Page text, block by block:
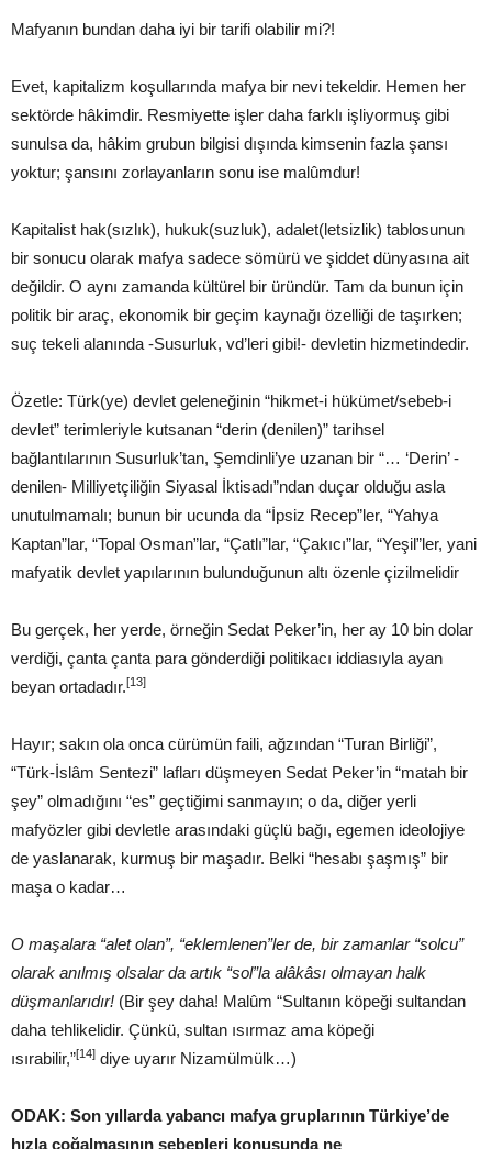
Mafyanın bundan daha iyi bir tarifi olabilir mi?!
Evet, kapitalizm koşullarında mafya bir nevi tekeldir. Hemen her
sektörde hâkimdir. Resmiyette işler daha farklı işliyormuş gibi
sunulsa da, hâkim grubun bilgisi dışında kimsenin fazla şansı
yoktur; şansını zorlayanların sonu ise malûmdur!
Kapitalist hak(sızlık), hukuk(suzluk), adalet(letsizlik) tablosunun
bir sonucu olarak mafya sadece sömürü ve şiddet dünyasına ait
değildir. O aynı zamanda kültürel bir üründür. Tam da bunun için
politik bir araç, ekonomik bir geçim kaynağı özelliği de taşırken;
suç tekeli alanında -Susurluk, vd’leri gibi!- devletin hizmetindedir.
Özetle: Türk(ye) devlet geleneğinin “hikmet-i hükümet/sebeb-i
devlet” terimleriyle kutsanan “derin (denilen)” tarihsel
bağlantılarının Susurluk’tan, Şemdinli’ye uzanan bir “… ‘Derin’ -
denilen- Milliyetçiliğin Siyasal İktisadı”ndan duçar olduğu asla
unutulmamalı; bunun bir ucunda da “İpsiz Recep”ler, “Yahya
Kaptan”lar, “Topal Osman”lar, “Çatlı”lar, “Çakıcı”lar, “Yeşil”ler, yani
mafyatik devlet yapılarının bulunduğunun altı özenle çizilmelidir
Bu gerçek, her yerde, örneğin Sedat Peker’in, her ay 10 bin dolar
verdiği, çanta çanta para gönderdiği politikacı iddiasıyla ayan
beyan ortadadır.[13]
Hayır; sakın ola onca cürümün faili, ağzından “Turan Birliği”,
“Türk-İslâm Sentezi” lafları düşmeyen Sedat Peker’in “matah bir
şey” olmadığını “es” geçtiğimi sanmayın; o da, diğer yerli
mafyözler gibi devletle arasındaki güçlü bağı, egemen ideolojiye
de yaslanarak, kurmuş bir maşadır. Belki “hesabı şaşmış” bir
maşa o kadar…
O maşalara “alet olan”, “eklemlenen”ler de, bir zamanlar “solcu”
olarak anılmış olsalar da artık “sol”la alâkâsı olmayan halk
düşmanlarıdır! (Bir şey daha! Malûm “Sultanın köpeği sultandan
daha tehlikelidir. Çünkü, sultan ısırmaz ama köpeği
ısırabilir,”[14] diye uyarır Nizamülmülk…)
ODAK: Son yıllarda yabancı mafya gruplarının Türkiye’de
hızla çoğalmasının sebepleri konusunda ne